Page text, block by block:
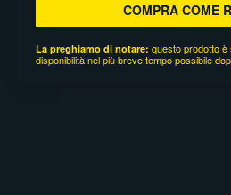
COMPRA COME
La preghiamo di notare: questo prodotto
disponibilità nel più breve tempo possibile